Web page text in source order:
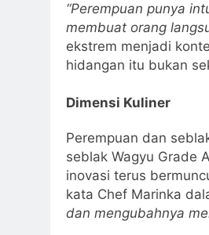
“Perempuan punya
membuat orang
ekstrem menjadi
hidangan itu bukan
Dimensi Kuliner
Perempuan dan
seblak Wagyu Grade
inovasi terus
kata Chef Marinka
dan mengubahnya